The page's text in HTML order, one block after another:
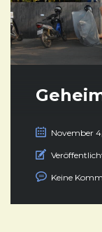
November
Keine